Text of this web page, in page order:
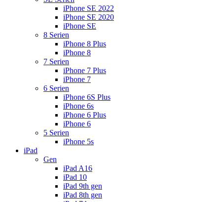
iPhone SE 2022
iPhone SE 2020
iPhone SE
8 Serien
iPhone 8 Plus
iPhone 8
7 Serien
iPhone 7 Plus
iPhone 7
6 Serien
iPhone 6S Plus
iPhone 6s
iPhone 6 Plus
iPhone 6
5 Serien
iPhone 5s
iPad
Gen
iPad A16
iPad 10
iPad 9th gen
iPad 8th gen